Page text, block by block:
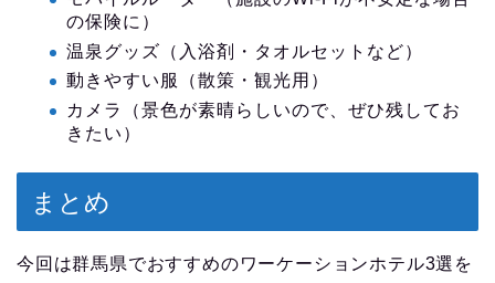
の保険に）
温泉グッズ（入浴剤・タオルセットなど）
動きやすい服（散策・観光用）
カメラ（景色が素晴らしいので、ぜひ残してお
きたい）
まとめ
今回は群馬県でおすすめのワーケーションホテル3選を